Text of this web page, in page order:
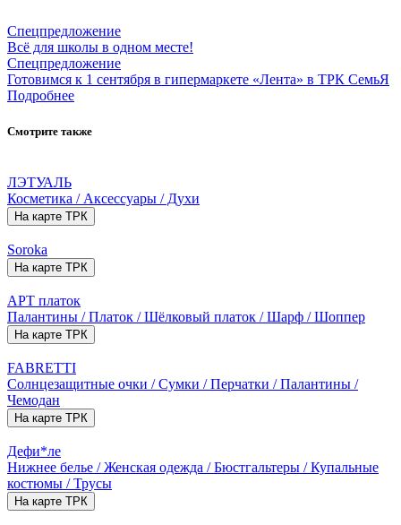
Спецпредложение
Всё для школы в одном месте!
Спецпредложение
Готовимся к 1 сентября в гипермаркете «Лента» в ТРК СемьЯ
Подробнее
Смотрите также
ЛЭТУАЛЬ
Косметика / Аксессуары / Духи
На карте ТРК
Soroka
На карте ТРК
АРТ платок
Палантины / Платок / Шёлковый платок / Шарф / Шоппер
На карте ТРК
FABRETTI
Солнцезащитные очки / Сумки / Перчатки / Палантины /
Чемодан
На карте ТРК
Дефи*ле
Нижнее белье / Женская одежда / Бюстгальтеры / Купальные
костюмы / Трусы
На карте ТРК